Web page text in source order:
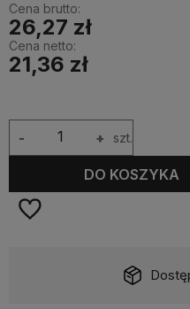
Cena brutto:
26,27 zł
Cena netto:
21,36 zł
+
- szt.
DO KOSZYKA